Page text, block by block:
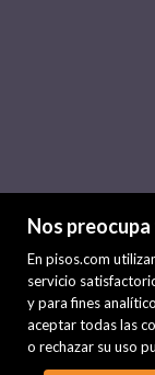
Nos
En pisos.com
servicio
y para fines
aceptar todas las
o rechazar su uso